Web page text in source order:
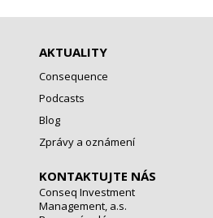
AKTUALITY
Consequence
Podcasts
Blog
Zprávy a oznámení
KONTAKTUJTE NÁS
Conseq Investment
Management, a.s.